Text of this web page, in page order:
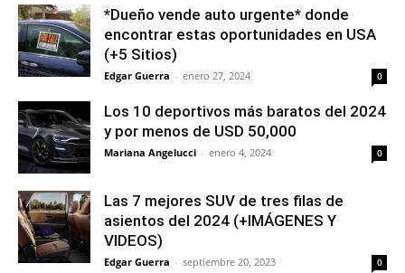
*Dueño vende auto urgente* donde
encontrar estas oportunidades en USA
(+5 Sitios)
Edgar Guerra - enero 27, 2024 0
Los 10 deportivos más baratos del 2024
y por menos de USD 50,000
Mariana Angelucci - enero 4, 2024 0
Las 7 mejores SUV de tres filas de
asientos del 2024 (+IMÁGENES Y
VIDEOS)
Edgar Guerra - septiembre 20, 2023 0